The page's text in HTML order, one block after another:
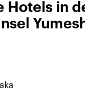
Hotels in